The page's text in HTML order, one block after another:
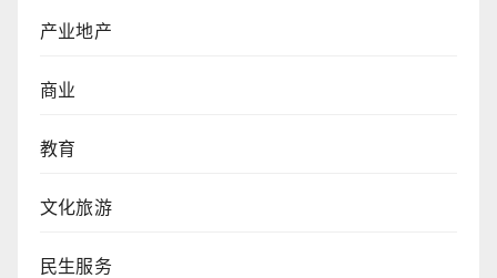
产业地产
商业
教育
文化旅游
民生服务